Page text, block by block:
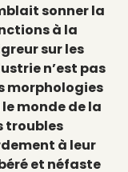
sonner la
à la
sur les
n’est pas
morphologies
le monde de la
troubles
à leur
et néfaste